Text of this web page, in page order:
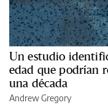
Un estudio
edad que podrían
una década
Andrew Gregory